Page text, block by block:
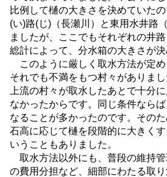
比例して樋の大きさを決めていた
(い)路(じ)（長瀬川）と東用水井路
ましたが、ここでもそれぞれの井
総計によって、分水箱の大きさが決
このように厳しく取水方法が定め
それでも不満をもつ村々がありまし
上流の村々が取水したあとで十分
なかったからです。同じ条件なら
なることが多かったのです。その
石高に応じて樋を段階的に大きく
いうこともありました。
取水方法以外にも、普段の維持
の費用分担など、細部にわたる取